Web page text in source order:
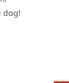
dag!